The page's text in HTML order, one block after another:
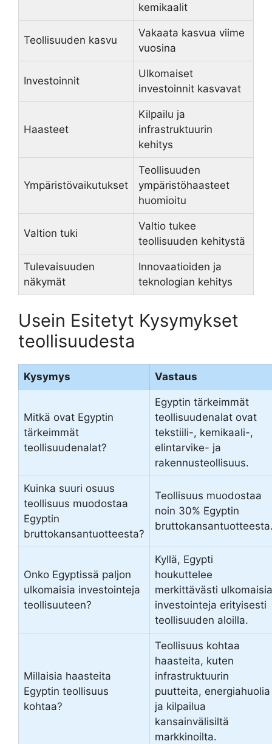
kemikaalit
Teollisuuden kasvu
Vakaata kasvua viime
vuosina
Investoinnit
Ulkomaiset
investoinnit kasvavat
Haasteet
Kilpailu ja
infrastruktuurin
kehitys
Ympäristövaikutukset
Teollisuuden
ympäristöhaasteet
huomioitu
Valtion tuki
Valtio tukee
teollisuuden kehitystä
Tulevaisuuden
näkymät
Innovaatioiden ja
teknologian kehitys
Usein Esitetyt Kysymykset
teollisuudesta
Kysymys Vastaus
Mitkä ovat Egyptin
tärkeimmät
teollisuudenalat?
Egyptin tärkeimmät
teollisuudenalat ovat
tekstiili-, kemikaali-,
elintarvike- ja
rakennusteollisuus.
Kuinka suuri osuus
teollisuus muodostaa
Egyptin
bruttokansantuotteesta?
Teollisuus muodostaa
noin 30% Egyptin
Onko Egyptissä paljon
ulkomaisia investointeja
teollisuuteen?
Kyllä, Egypti
houkuttelee
merkittävästi ulkomaisia
investointeja erityisesti
teollisuuden aloilla.
Millaisia haasteita
Egyptin teollisuus
kohtaa?
Teollisuus kohtaa
haasteita, kuten
infrastruktuurin
puutteita, energiahuolia
ja kilpailua
kansainvälisiltä
markkinoilta.